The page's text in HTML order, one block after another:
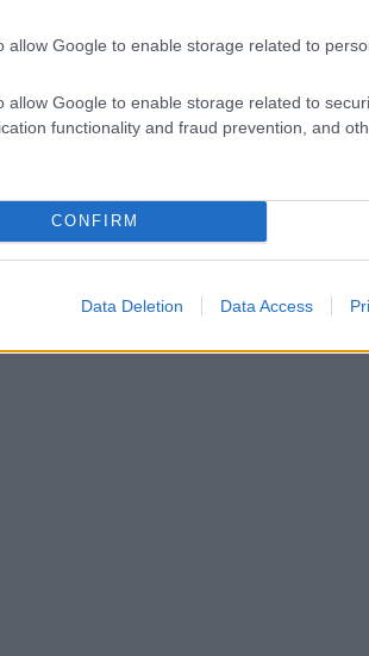
allow Google to enable storage related to
allow Google to enable storage related to
functionality and fraud prevention, and
CONFIRM
Data Deletion Data Access